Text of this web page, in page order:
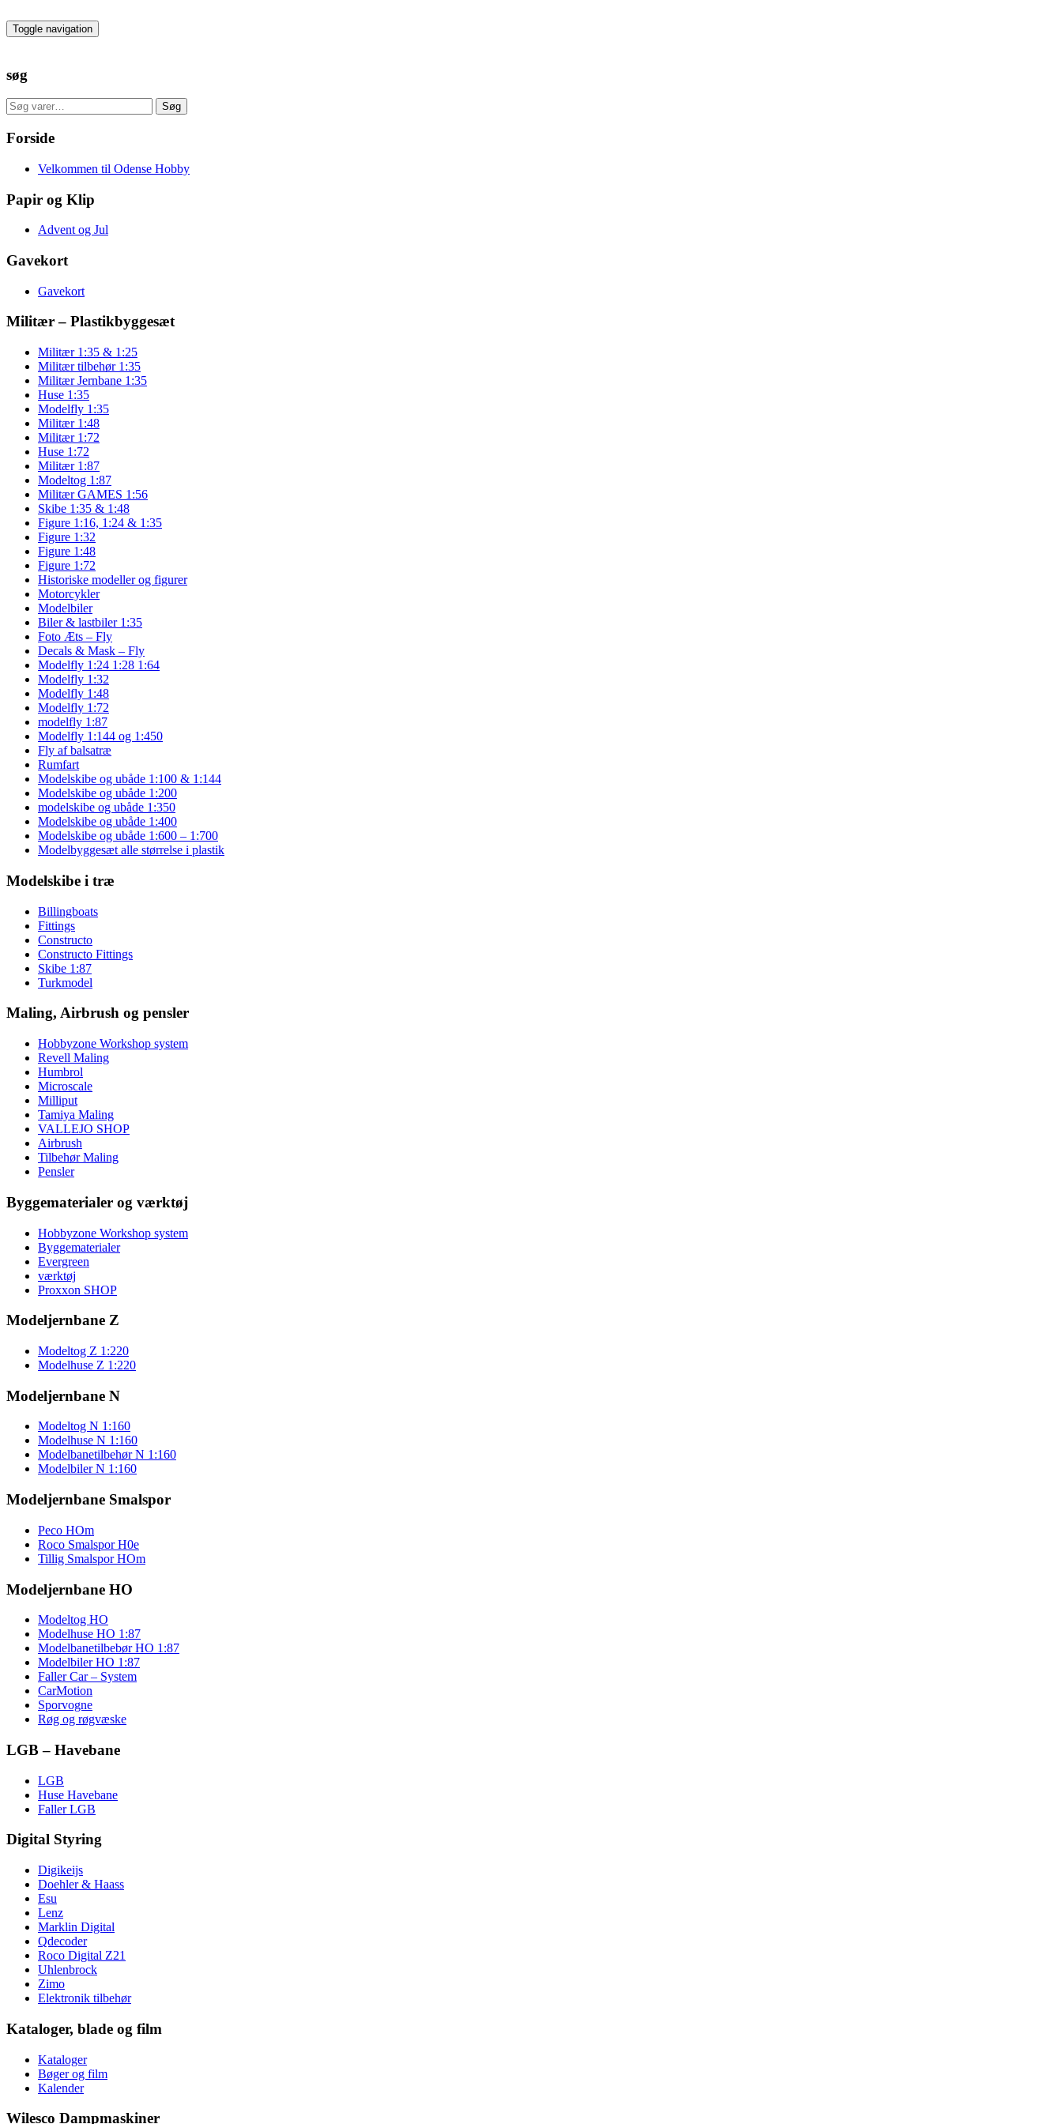
to
the
Toggle navigation
søg
Søg
efter:
Søg
Forside
Velkommen til Odense Hobby
Papir og Klip
Advent og Jul
Gavekort
Gavekort
Militær – Plastikbyggesæt
Militær 1:35 & 1:25
Militær tilbehør 1:35
Militær Jernbane 1:35
Huse 1:35
Modelfly 1:35
Militær 1:48
Militær 1:72
Huse 1:72
Militær 1:87
Modeltog 1:87
Militær GAMES 1:56
Skibe 1:35 & 1:48
Figure 1:16, 1:24 & 1:35
Figure 1:32
Figure 1:48
Figure 1:72
Historiske modeller og figurer
Motorcykler
Modelbiler
Biler & lastbiler 1:35
Foto Æts – Fly
Decals & Mask – Fly
Modelfly 1:24 1:28 1:64
Modelfly 1:32
Modelfly 1:48
Modelfly 1:72
modelfly 1:87
Modelfly 1:144 og 1:450
Fly af balsatræ
Rumfart
Modelskibe og ubåde 1:100 & 1:144
Modelskibe og ubåde 1:200
modelskibe og ubåde 1:350
Modelskibe og ubåde 1:400
Modelskibe og ubåde 1:600 – 1:700
Modelbyggesæt alle størrelse i plastik
Modelskibe i træ
Billingboats
Fittings
Constructo
Constructo Fittings
Skibe 1:87
Turkmodel
Maling, Airbrush og pensler
Hobbyzone Workshop system
Revell Maling
Humbrol
Microscale
Milliput
Tamiya Maling
VALLEJO SHOP
Airbrush
Tilbehør Maling
Pensler
Byggematerialer og værktøj
Hobbyzone Workshop system
Byggematerialer
Evergreen
værktøj
Proxxon SHOP
Modeljernbane Z
Modeltog Z 1:220
Modelhuse Z 1:220
Modeljernbane N
Modeltog N 1:160
Modelhuse N 1:160
Modelbanetilbehør N 1:160
Modelbiler N 1:160
Modeljernbane Smalspor
Peco HOm
Roco Smalspor H0e
Tillig Smalspor HOm
Modeljernbane HO
Modeltog HO
Modelhuse HO 1:87
Modelbanetilbebør HO 1:87
Modelbiler HO 1:87
Faller Car – System
CarMotion
Sporvogne
Røg og røgvæske
LGB – Havebane
LGB
Huse Havebane
Faller LGB
Digital Styring
Digikeijs
Doehler & Haass
Esu
Lenz
Marklin Digital
Qdecoder
Roco Digital Z21
Uhlenbrock
Zimo
Elektronik tilbehør
Kataloger, blade og film
Kataloger
Bøger og film
Kalender
Wilesco Dampmaskiner